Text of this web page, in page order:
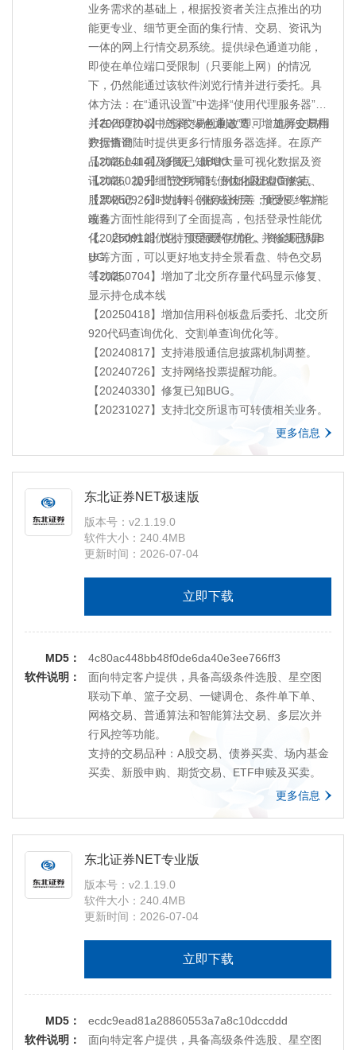
【20200822】支持创业板注册制相关功能
【20200622】新增股转新股一键批量申购、询价
功能；预受要约功能优化。
【20200413】新增支持股转交易新规、场内基金
名称扩位、科创板交易功能优化、行情内核优
化。
【20191108】固鑫宝功能修复、上证云站点调整
等
【20190716】新增科创板批量新股申购功能
【20190626】新增科创板交易功能。
【20190419】新增深圳报价回购功能
【20190114】新增全国股份转让指数等相关内
容。
【20180620】新增历史成交汇总功能、股转新规
优化相关功能
【20180326】修复了在线客服登录异常的问题
【20180203】新增可转债申购以及信用缴款资金
查询功能
【20180113】新增股转交易制度改革相关模块升
级
【20171218】新增大宗受限股份减持、限售股份
查询等相关功能
【20170805】修正了信用担保品闪电买入卖出异
际零利率的展示及提醒等功能
【20170227】新增证券理财历史交割查询、现金
管家分红流水查询功能
【20161203】新增深港通相关功能
【20160118】新增新股申购（适配IPO新规）相
【20160811】新增股转优先股相关功能
融券相关功能。
【20160704】新增全国股份转让行情分层信息揭
示
【20160320】新增证券理财转让功能以及银行理
财产品相关功能。
提醒：交易登陆时请输全8位资金帐号
业务需求的基础上，根据投资者关注点推出的功
能更专业、细节更全面的集行情、交易、资讯为
一体的网上行情交易系统。提供绿色通道功能，
即使在单位端口受限制（只要能上网）的情况
下，仍然能通过该软件浏览行情并进行委托。具
体方法：在“通讯设置”中选择“使用代理服务器”，
并在代理协议中选择“绿色通道”即可，选择交易用
户行情登陆时提供更多行情服务器选择。在原产
品功能上加强及升级，新增大量可视化数据及资
讯功能、提升细节性功能，例如捕捉盘面热点、
股票标记、分时九转、涨停分析等；此外，客户
端各方面性能得到了全面提高，包括登录性能优
化、启动性能优化、页面缓存优化、资金刷新异
步等方面，可以更好地支持全景看盘、特色交易
等功能。
【20260704】沪深交易机制改造、增加历史归档
数据查询
【20260414】修复已知BUG
【20260209】北交所可转债优化及BUG修复。
【20250926】支持科创板成长层、预受要约功能
改造。
【20250912】支持预受要约功能，并修复已知B
UG。
【20250704】增加了北交所存量代码显示修复、
显示持仓成本线
【20250418】增加信用科创板盘后委托、北交所
920代码查询优化、交割单查询优化等。
【20240817】支持港股通信息披露机制调整。
【20240726】支持网络投票提醒功能。
【20240330】修复已知BUG。
【20231027】支持北交所退市可转债相关业务。
更多信息
东北证券NET极速版
版本号：v2.1.19.0
软件大小：240.4MB
更新时间：2026-07-04
立即下载
MD5：
4c80ac448bb48f0de6da40e3ee766ff3
软件说明：
面向特定客户提供，具备高级条件选股、星空图
联动下单、篮子交易、一键调仓、条件单下单、
网格交易、普通算法和智能算法交易、多层次并
行风控等功能。
支持的交易品种：A股交易、债券买卖、场内基金
买卖、新股申购、期货交易、ETF申赎及买卖。
更多信息
东北证券NET专业版
版本号：v2.1.19.0
软件大小：240.4MB
更新时间：2026-07-04
立即下载
MD5：
ecdc9ead81a28860553a7a8c10dccddd
软件说明：
面向特定客户提供，具备高级条件选股、星空图